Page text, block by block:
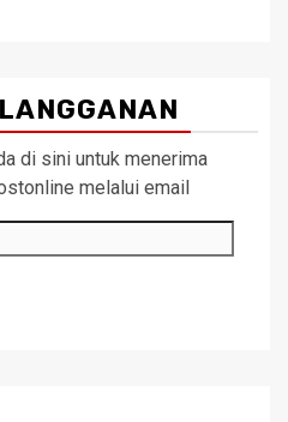
di sini untuk menerima
melalui email